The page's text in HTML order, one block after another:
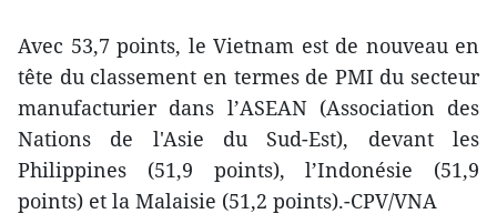
Avec 53,7 points, le Vietnam est de nouveau en
tête du classement en termes de PMI du secteur
manufacturier dans l’ASEAN (Association des
Nations de l'Asie du Sud-Est), devant les
Philippines (51,9 points), l’Indonésie (51,9
points) et la Malaisie (51,2 points).-CPV/VNA